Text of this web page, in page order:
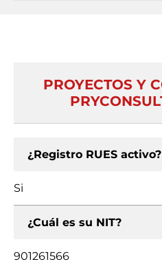
PROYECTOS Y
¿Registro RUES activo?
Si
¿Cuál es su NIT?
901261566